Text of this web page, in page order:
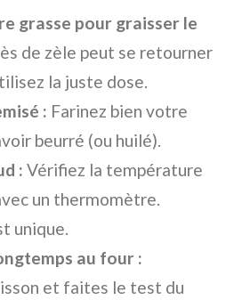
grasse pour graisser le
de zèle peut se retourner
la juste dose.
: Farinez bien votre
beurré (ou huilé).
: Vérifiez la température
un thermomètre.
unique.
au four :
et faites le test du